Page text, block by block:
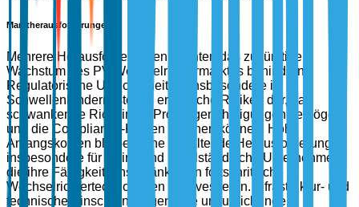
Marktherausforderungen
Mehrere Herausforderungen könnten das zukünftige
Wachstum des PV-Wechselrichtermarktes behindern.
Regulatorische Unsicherheiten, insbesondere in
Schwellenländern, stellen erhebliche Risiken dar, da
schwankende Richtlinien Projektgenehmigungen verzögern
und die Compliance-Kosten erhöhen können. Hohe
Anfangskosten bleiben eine anhaltende Herausforderung,
insbesondere für kleine und mittelständische Unternehmen,
die ihre Fähigkeit einschränken, in fortschrittliche
Wechselrichtertechnologien zu investieren. Infrastruktur- und
technische Einschränkungen, wie unzureichende